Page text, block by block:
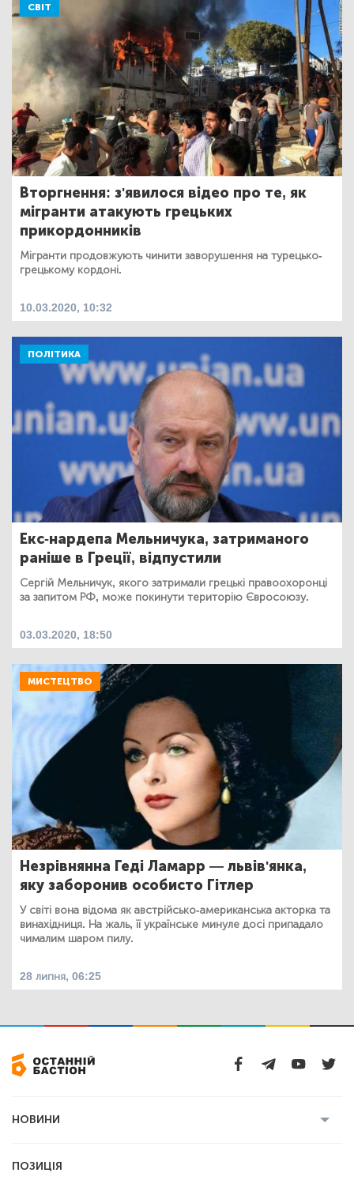
СВІТ
Вторгнення: з'явилося відео про те, як
мігранти атакують грецьких
прикордонників
Мігранти продовжують чинити заворушення на турецько-
грецькому кордоні.
10.03.2020, 10:32
ПОЛІТИКА
Екс-нардепа Мельничука, затриманого
раніше в Греції, відпустили
Сергій Мельничук, якого затримали грецькі правоохоронці
за запитом РФ, може покинути територію Євросоюзу.
03.03.2020, 18:50
МИСТЕЦТВО
Незрівнянна Геді Ламарр — львів'янка,
яку заборонив особисто Гітлер
У світі вона відома як австрійсько-американська акторка та
винахідниця. На жаль, її українське минуле досі припадало
чималим шаром пилу.
28 липня, 06:25
НОВИНИ
ПОЗИЦІЯ